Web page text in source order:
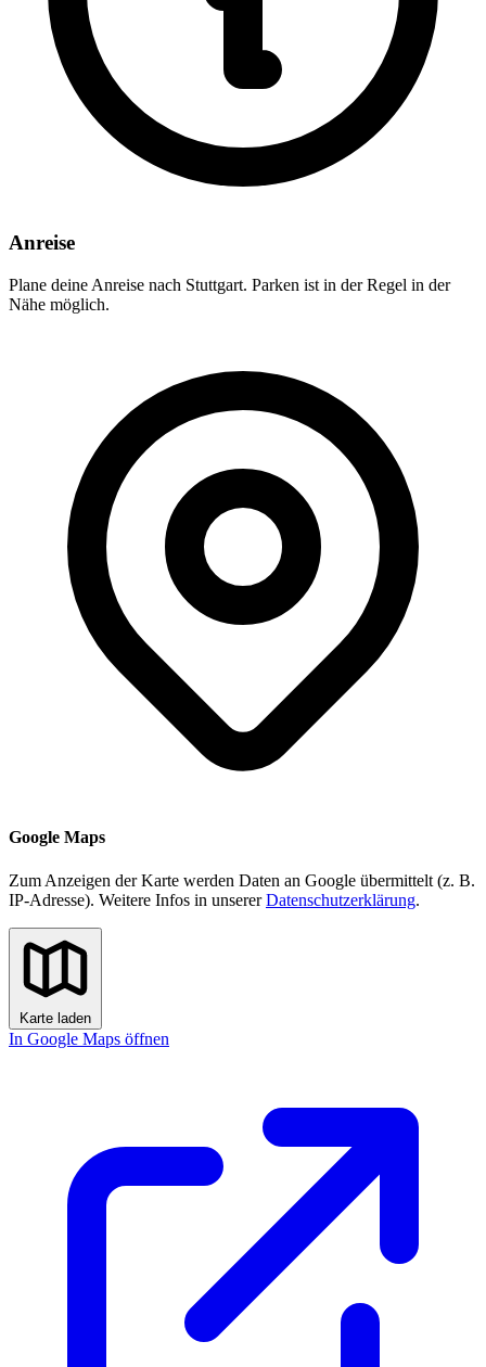
Anreise
Plane deine Anreise nach Stuttgart. Parken ist in der Regel in der
Nähe möglich.
Google Maps
Zum Anzeigen der Karte werden Daten an Google übermittelt (z. B.
IP-Adresse). Weitere Infos in unsererDatenschutzerklärung.
Karte laden
In Google Maps öffnen